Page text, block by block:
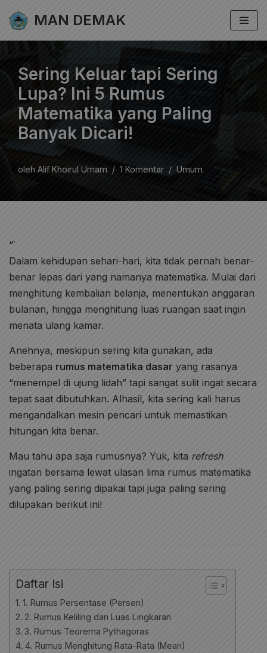
Lompat
konten
MAN DEMAK
Sering Keluar tapi Sering
Lupa? Ini 5 Rumus
Matematika yang Paling
Banyak Dicari!
oleh Alif Khoirul Umam 1 Komentar Umum
“`
Dalam kehidupan sehari-hari, kita tidak pernah benar-
benar lepas dari yang namanya matematika. Mulai dari
menghitung kembalian belanja, menentukan anggaran
bulanan, hingga menghitung luas ruangan saat ingin
menata ulang kamar.
Anehnya, meskipun sering kita gunakan, ada
beberapa rumus matematika dasar yang rasanya
“menempel di ujung lidah” tapi sangat sulit ingat secara
tepat saat dibutuhkan. Alhasil, kita sering kali harus
mengandalkan mesin pencari untuk memastikan
hitungan kita benar.
Mau tahu apa saja rumusnya? Yuk, kita refresh
ingatan bersama lewat ulasan lima rumus matematika
yang paling sering dipakai tapi juga paling sering
dilupakan berikut ini!
Daftar Isi
1. Rumus Persentase (Persen)
2. Rumus Keliling dan Luas Lingkaran
3. Rumus Teorema Pythagoras
4. Rumus Menghitung Rata-Rata (Mean)